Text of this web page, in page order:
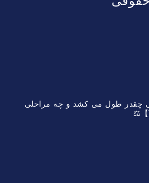
چقدر طول می کشد و چه مراحلی